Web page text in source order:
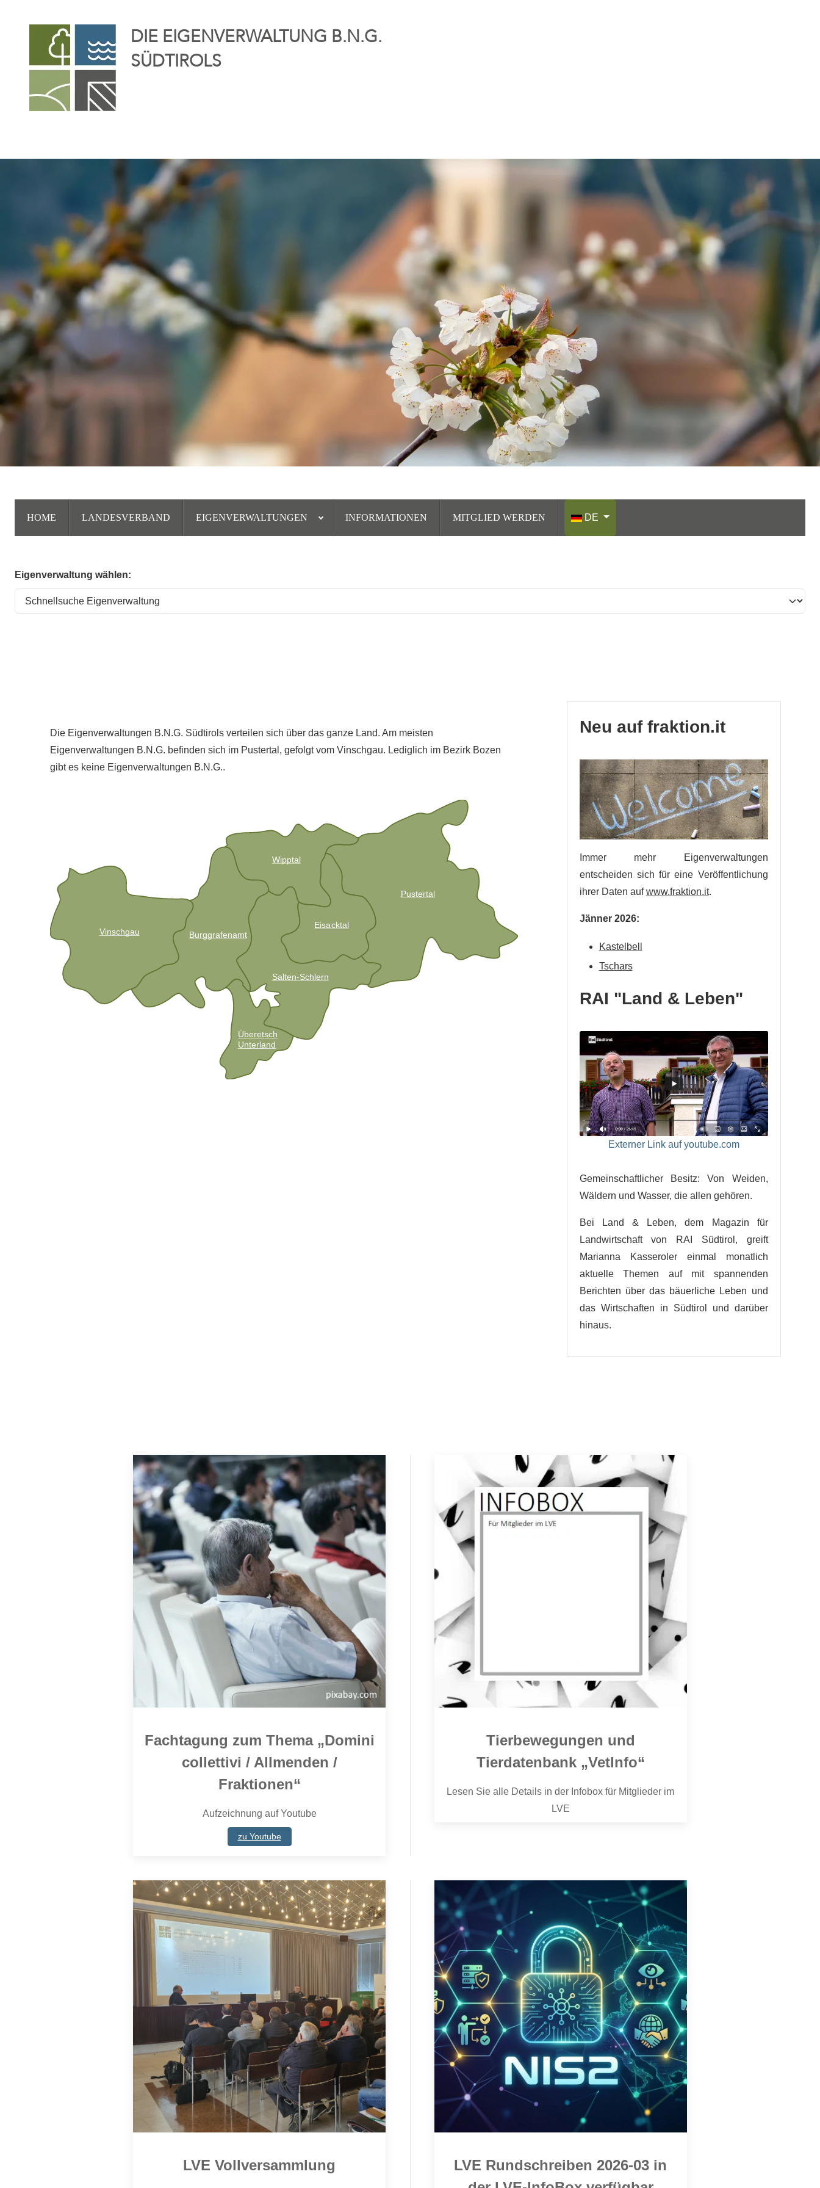
DIE EIGENVERWALTUNG B.N.G.
SÜDTIROLS
HOME LANDESVERBAND EIGENVERWALTUNGEN INFORMATIONEN MITGLIED WERDEN
DE
Eigenverwaltung wählen:
Die Eigenverwaltungen B.N.G. Südtirols verteilen sich über das ganze Land. Am meisten
Eigenverwaltungen B.N.G. befinden sich im Pustertal, gefolgt vom Vinschgau. Lediglich im Bezirk Bozen
gibt es keine Eigenverwaltungen B.N.G..
Vinschgau Burggrafenamt
Wipptal
Salten-Schlern
Überetsch
Unterland
Pustertal
Eisacktal
Neu auf fraktion.it
Immer mehr Eigenverwaltungen
entscheiden sich für eine Veröffentlichung
ihrer Daten aufwww.fraktion.it.
Jänner 2026:
Kastelbell
Tschars
RAI "Land & Leben"
Externer Link auf youtube.com
Gemeinschaftlicher Besitz: Von Weiden,
Wäldern und Wasser, die allen gehören.
Bei Land & Leben, dem Magazin für
Landwirtschaft von RAI Südtirol, greift
Marianna Kasseroler einmal monatlich
aktuelle Themen auf mit spannenden
Berichten über das bäuerliche Leben und
das Wirtschaften in Südtirol und darüber
hinaus.
Fachtagung zum Thema „Domini
collettivi / Allmenden /
Fraktionen“
Aufzeichnung auf Youtube
zu Youtube
Tierbewegungen und
Tierdatenbank „VetInfo“
Lesen Sie alle Details in der Infobox für Mitglieder im
LVE
LVE Vollversammlung
LVE Rundschreiben 2026-03 in